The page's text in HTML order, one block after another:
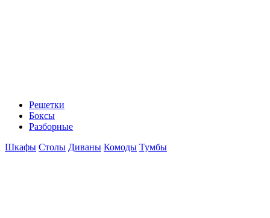
Решетки
Боксы
Разборные
Шкафы Столы Диваны Комоды Тумбы